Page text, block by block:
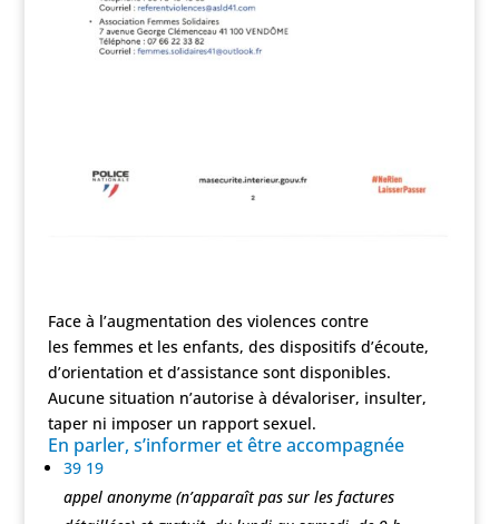
Face à l’augmentation des violences contre
les femmes et les enfants, des dispositifs d’écoute,
d’orientation et d’assistance sont disponibles.
Aucune situation n’autorise à dévaloriser, insulter,
taper ni imposer un rapport sexuel.
En parler, s’informer et être accompagnée
39 19
appel anonyme (n’apparaît pas sur les factures